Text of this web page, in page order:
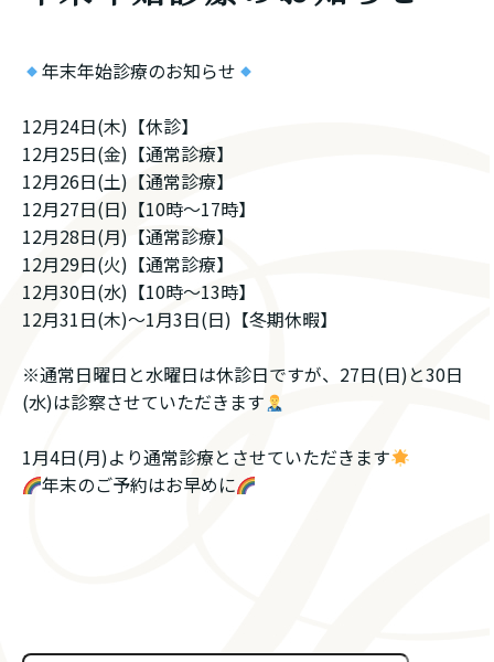
年末年始診療のお知らせ
12月24日(木)【休診】
12月25日(金)【通常診療】
12月26日(土)【通常診療】
12月27日(日)【10時〜17時】
12月28日(月)【通常診療】
12月29日(火)【通常診療】
12月30日(水)【10時〜13時】
12月31日(木)〜1月3日(日)【冬期休暇】
※通常日曜日と水曜日は休診日ですが、27日(日)と30日
(水)は診察させていただきます
1月4日(月)より通常診療とさせていただきます
年末のご予約はお早めに